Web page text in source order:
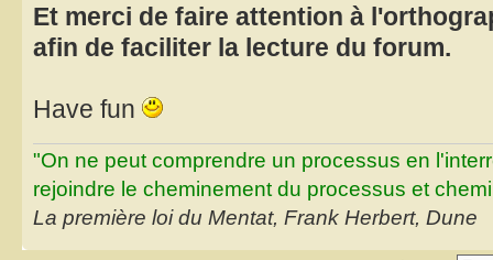
Et merci de faire attention à
afin de faciliter la lecture du forum.
Have fun
"On ne peut comprendre un processus en
rejoindre le cheminement du processus et
La première loi du Mentat, Frank Herbert, Dune